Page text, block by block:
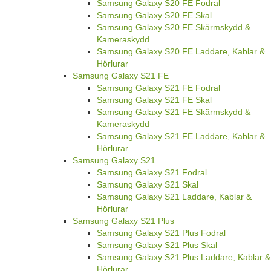
Samsung Galaxy S20 FE Fodral
Samsung Galaxy S20 FE Skal
Samsung Galaxy S20 FE Skärmskydd &
Kameraskydd
Samsung Galaxy S20 FE Laddare, Kablar &
Hörlurar
Samsung Galaxy S21 FE
Samsung Galaxy S21 FE Fodral
Samsung Galaxy S21 FE Skal
Samsung Galaxy S21 FE Skärmskydd &
Kameraskydd
Samsung Galaxy S21 FE Laddare, Kablar &
Hörlurar
Samsung Galaxy S21
Samsung Galaxy S21 Fodral
Samsung Galaxy S21 Skal
Samsung Galaxy S21 Laddare, Kablar &
Hörlurar
Samsung Galaxy S21 Plus
Samsung Galaxy S21 Plus Fodral
Samsung Galaxy S21 Plus Skal
Samsung Galaxy S21 Plus Laddare, Kablar &